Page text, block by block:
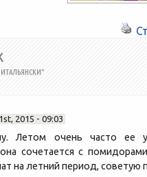
2015 - 09:03
Летом очень часто ее
сочетается с
на летний период, советую